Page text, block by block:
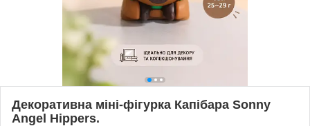
Декоративна міні-фігурка Капібара Sonny
Angel Hippers.